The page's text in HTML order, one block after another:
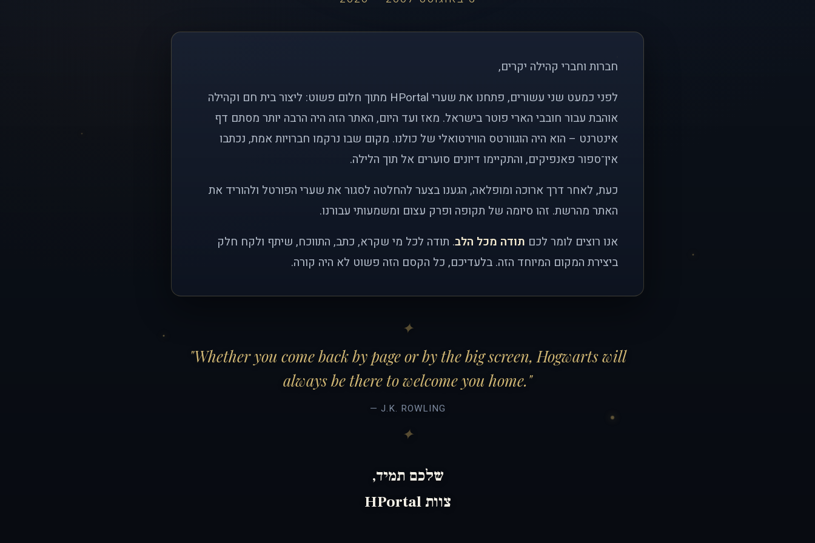
חברות וחברי קהילה יקרים,
לפני כמעט שני עשורים, פתחנו את שערי HPortal מתוך חלום פשוט: ליצור בית חם וקהילה
אוהבת עבור חובבי הארי פוטר בישראל. מאז ועד היום, האתר הזה היה הרבה יותר מסתם דף
אינטרנט – הוא היה הוגוורטס הווירטואלי של כולנו. מקום שבו נרקמו חברויות אמת, נכתבו
אין־ספור פאנפיקים, והתקיימו דיונים סוערים אל תוך הלילה.
כעת, לאחר דרך ארוכה ומופלאה, הגענו בצער להחלטה לסגור את שערי הפורטל ולהוריד את
האתר מהרשת. זהו סיומה של תקופה ופרק עצום ומשמעותי עבורנו.
אנו רוצים לומר לכם תודה מכל הלב. תודה לכל מי שקרא, כתב, התווכח, שיתף ולקח חלק
ביצירת המקום המיוחד הזה. בלעדיכם, כל הקסם הזה פשוט לא היה קורה.
"Whether you come back by page or by the big screen, Hogwarts will
always be there to welcome you home."
— J.K. ROWLING
שלכם תמיד,
צוות HPortal